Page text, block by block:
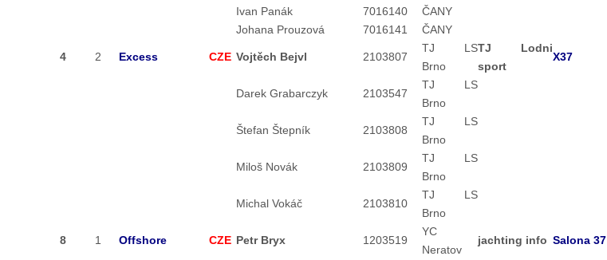
Ivan Panák
7016140
ČANY
Johana Prouzová
7016141 ČANY
4 2 Excess CZE Vojtěch Bejvl 2103807
TJ LS
Brno
TJ Lodni
sport
X37
Darek Grabarczyk 2103547
TJ LS
Brno
Štefan Štepník 2103808
TJ LS
Brno
Miloš Novák 2103809
TJ LS
Brno
Michal Vokáč 2103810
TJ LS
Brno
8 1 Offshore CZE Petr Bryx 1203519
YC
Neratov
jachting info Salona 37